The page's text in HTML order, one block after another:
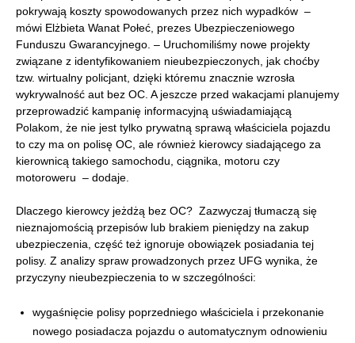
pokrywają koszty spowodowanych przez nich wypadków –
mówi Elżbieta Wanat Połeć, prezes Ubezpieczeniowego
Funduszu Gwarancyjnego. – Uruchomiliśmy nowe projekty
związane z identyfikowaniem nieubezpieczonych, jak choćby
tzw. wirtualny policjant, dzięki któremu znacznie wzrosła
wykrywalność aut bez OC. A jeszcze przed wakacjami planujemy
przeprowadzić kampanię informacyjną uświadamiającą
Polakom, że nie jest tylko prywatną sprawą właściciela pojazdu
to czy ma on polisę OC, ale również kierowcy siadającego za
kierownicą takiego samochodu, ciągnika, motoru czy
motoroweru – dodaje.
Dlaczego kierowcy jeżdżą bez OC? Zazwyczaj tłumaczą się
nieznajomością przepisów lub brakiem pieniędzy na zakup
ubezpieczenia, część też ignoruje obowiązek posiadania tej
polisy. Z analizy spraw prowadzonych przez UFG wynika, że
przyczyny nieubezpieczenia to w szczególności:
wygaśnięcie polisy poprzedniego właściciela i przekonanie
nowego posiadacza pojazdu o automatycznym odnowieniu